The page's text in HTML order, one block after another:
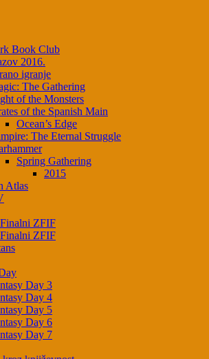
Book Club
2016.
igranje
The Gathering
of the Monsters
of the Spanish Main
Ocean’s Edge
The Eternal Struggle
Spring Gathering
2015
Atlas
ZFIF
ZFIF
Day 3
Day 4
Day 5
Day 6
Day 7